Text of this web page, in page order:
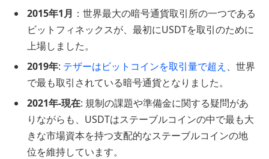
2015年1月 ：世界最大の暗号通貨取引所の一つである
ビットフィネックスが、最初にUSDTを取引のために
上場しました。
2019年: テザーはビットコインを取引量で超え 、世界
で最も取引されている暗号通貨となりました。
2021年-現在: 規制の課題や準備金に関する疑問があ
りながらも、USDTはステーブルコインの中で最も大
きな市場資本を持つ支配的なステーブルコインの地
位を維持しています。